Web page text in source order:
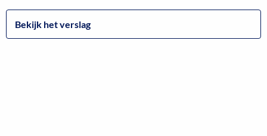
Bekijk het verslag